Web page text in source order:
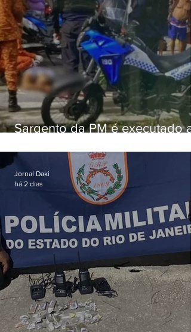
Sargento da PM é executado a
em Vaz Lobo
Jornal Daki
há 2 dias